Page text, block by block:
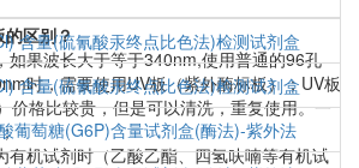
的区别？
果波长大于等于340nm,使用普通的96孔
时，需要使用UV板（紫外酶标板）；UV板
价格比较贵，但是可以清洗，重复使用。一
机试剂时（乙酸乙酯、四氢呋喃等有机试
含量(硫氰酸汞终点比色法)检测试剂盒
含量(硫氰酸汞终点比色法)检测试剂盒
葡萄糖(G6P)含量试剂盒(酶法)-紫外法